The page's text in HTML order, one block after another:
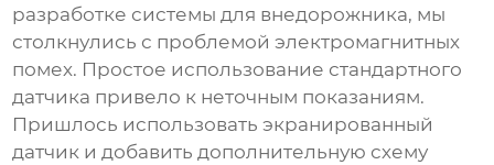
разработке системы для внедорожника, мы
столкнулись с проблемой электромагнитных
помех. Простое использование стандартного
датчика привело к неточным показаниям.
Пришлось использовать экранированный
датчик и добавить дополнительную схему